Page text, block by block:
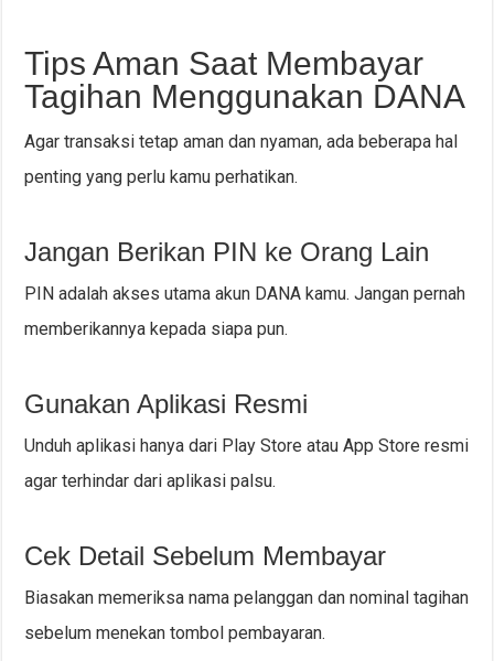
Tips Aman Saat Membayar
Tagihan Menggunakan DANA
Agar transaksi tetap aman dan nyaman, ada beberapa hal
penting yang perlu kamu perhatikan.
Jangan Berikan PIN ke Orang Lain
PIN adalah akses utama akun DANA kamu. Jangan pernah
memberikannya kepada siapa pun.
Gunakan Aplikasi Resmi
Unduh aplikasi hanya dari Play Store atau App Store resmi
agar terhindar dari aplikasi palsu.
Cek Detail Sebelum Membayar
Biasakan memeriksa nama pelanggan dan nominal tagihan
sebelum menekan tombol pembayaran.